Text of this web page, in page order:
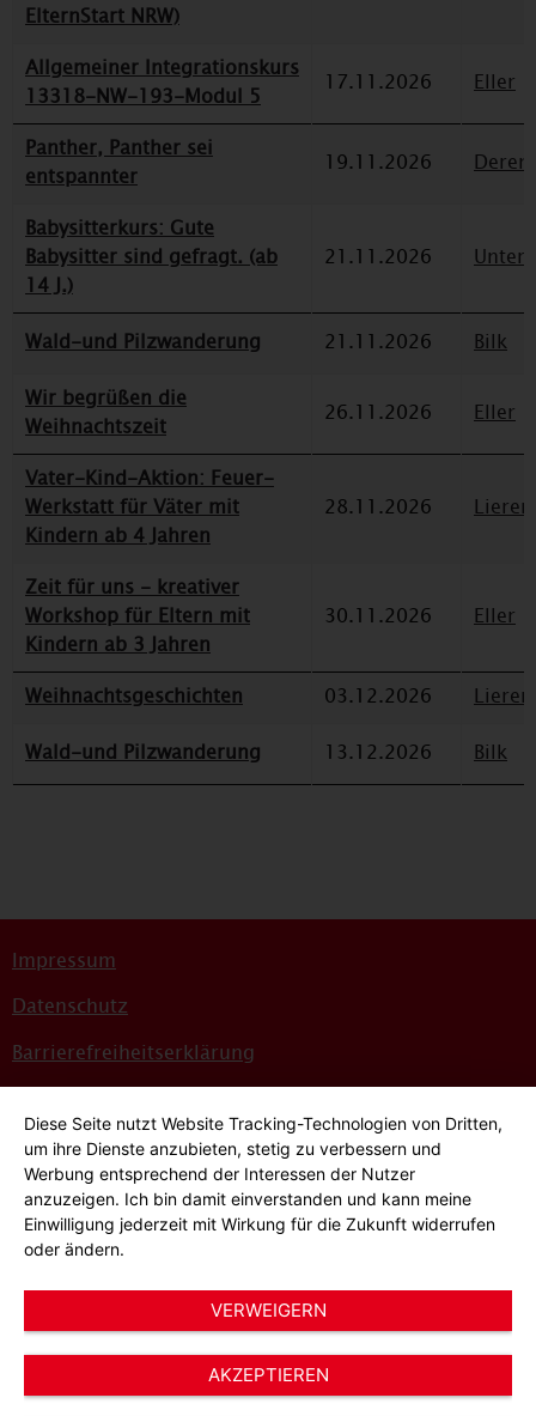
ElternStart NRW)
Allgemeiner Integrationskurs
13318-NW-193-Modul 5
17.11.2026 Eller
Panther, Panther sei
entspannter
19.11.2026
Babysitterkurs: Gute
Babysitter sind gefragt. (ab
14 J.)
21.11.2026
Wald-und Pilzwanderung 21.11.2026
Bilk
Wir begrüßen die
Weihnachtszeit
26.11.2026 Eller
Vater-Kind-Aktion: Feuer-
Werkstatt für Väter mit
Kindern ab 4 Jahren
28.11.2026
Zeit für uns - kreativer
Workshop für Eltern mit
Kindern ab 3 Jahren
30.11.2026 Eller
Weihnachtsgeschichten 03.12.2026
Wald-und Pilzwanderung
13.12.2026 Bilk
Impressum
Datenschutz
Barrierefreiheitserklärung
Bildnachweise
Hinweisgeber*innensystem
Cookie-Einstellungen
Diese Seite nutzt Website Tracking-Technologien von Dritten,
um ihre Dienste anzubieten, stetig zu verbessern und
Werbung entsprechend der Interessen der Nutzer
anzuzeigen. Ich bin damit einverstanden und kann meine
Einwilligung jederzeit mit Wirkung für die Zukunft widerrufen
oder ändern.
VERWEIGERN
AKZEPTIEREN